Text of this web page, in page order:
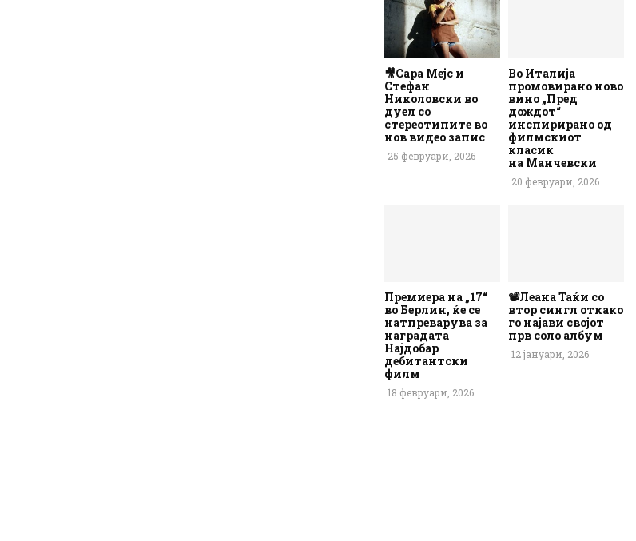
🎥Сара Мејс и
Стефан
Николовски во
дуел со
стереотипите во
нов видео запис
25 февруари, 2026
Во Италија
промовирано ново
вино „Пред
дождот“
инспирирано од
филмскиот
класик
на Манчевски
20 февруари, 2026
Премиера на „17“
во Берлин, ќе се
натпреварува за
наградата
Најдобар
дебитантски
филм
18 февруари, 2026
📽️Леана Таќи со
втор сингл откако
го најави својот
прв соло албум
12 јануари, 2026